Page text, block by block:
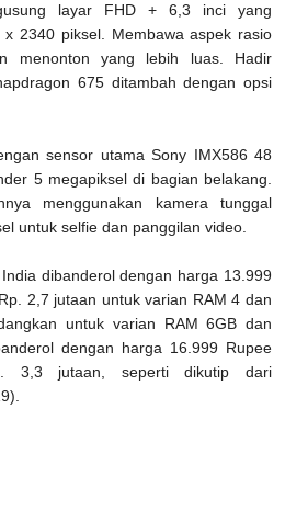
layar FHD + 6,3 inci yang
2340 piksel. Membawa aspek rasio
menonton yang lebih luas. Hadir
675 ditambah dengan opsi
sensor utama Sony IMX586 48
5 megapiksel di bagian belakang.
menggunakan kamera tunggal
untuk selfie dan panggilan video.
dibanderol dengan harga 13.999
2,7 jutaan untuk varian RAM 4 dan
untuk varian RAM 6GB dan
dengan harga 16.999 Rupee
3,3 jutaan, seperti dikutip dari